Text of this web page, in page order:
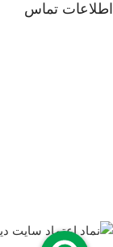
اطلاعات تماس